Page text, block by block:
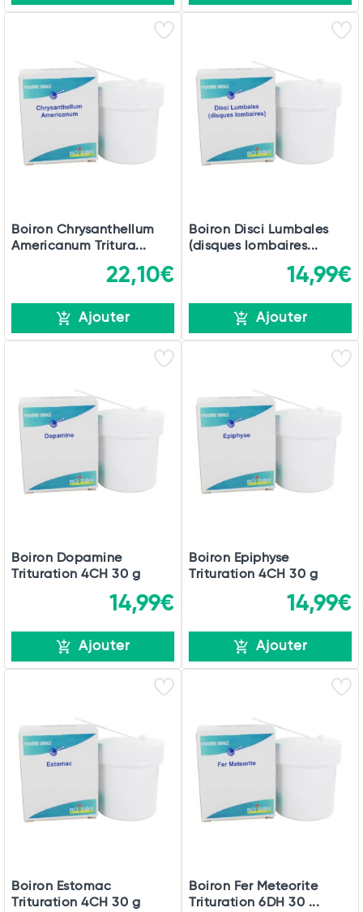
Boiron Chrysanthellum
Americanum Tritura...
22,10€
Ajouter
Boiron Disci Lumbales
(disques lombaires...
14,99€
Ajouter
Boiron Dopamine
Trituration 4CH 30 g
14,99€
Ajouter
Boiron Epiphyse
Trituration 4CH 30 g
14,99€
Ajouter
Boiron Estomac
Trituration 4CH 30 g
Boiron Fer Meteorite
Trituration 6DH 30 ...